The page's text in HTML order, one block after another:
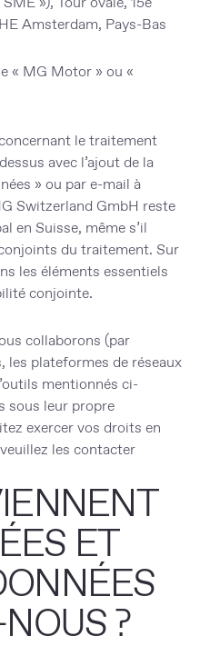
Amsterdam, Pays-Bas
« MG Motor » ou «
le traitement
avec l’ajout de la
» ou par e-mail à
Switzerland GmbH reste
en Suisse, même s’il
du traitement. Sur
les éléments essentiels
conjointe.
collaborons (par
les plateformes de réseaux
mentionnés ci-
sous leur propre
exercer vos droits en
les contacter
ET
?